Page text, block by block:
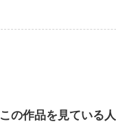
この作品を見ている